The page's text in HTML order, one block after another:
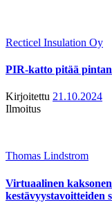
Recticel Insulation Oy
PIR-katto pitää
Kirjoitettu 21.10.2024
Ilmoitus
Thomas Lindstrom
Virtuaalinen
kestävyystavoitteiden